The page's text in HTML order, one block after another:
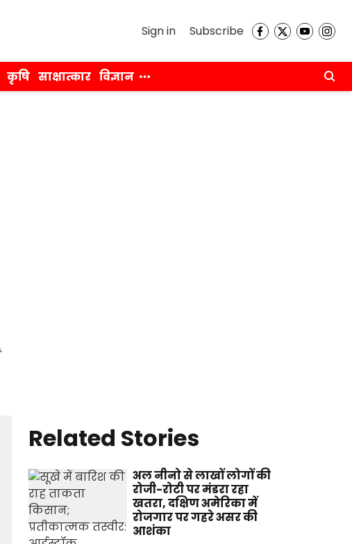
Sign in Subscribe
कृषि साक्षात्कार विज्ञान
Related Stories
अल नीनो से लाखों लोगों की
रोजी-रोटी पर मंडरा रहा
खतरा, दक्षिण अमेरिका में
रोजगार पर गहरे असर की
आशंका